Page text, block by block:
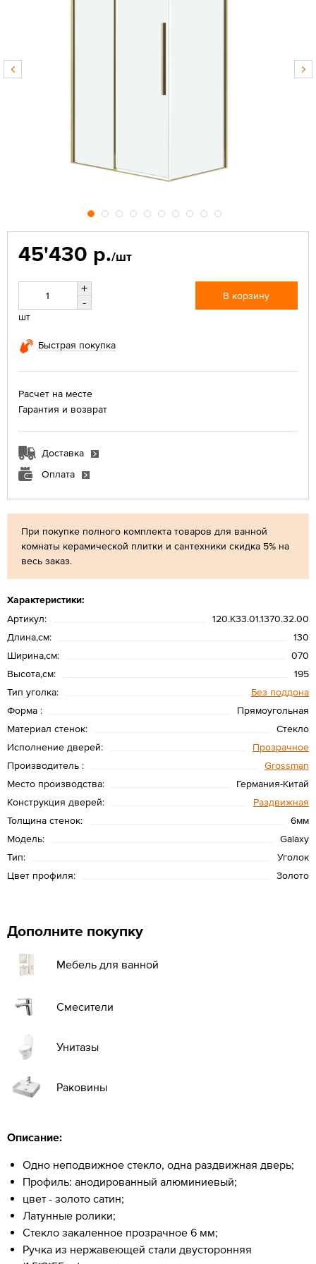
При покупке полного комплекта товаров для ванной
комнаты керамической плитки и сантехники скидка 5% на
весь заказ.
Характеристики:
Артикул:
120.K33.01.1370.32.00
Длина,см:
130
Ширина,см:
070
Высота,см:
195
Тип уголка:
Без поддона
Форма :
Прямоугольная
Материал стенок:
Стекло
Исполнение дверей:
Прозрачное
Производитель :
Grossman
Место производства:
Германия-Китай
Конструкция дверей:
Раздвижная
Толщина стенок:
6мм
Модель:
Galaxy
Тип:
Уголок
Цвет профиля:
Золото
45'430 р./шт
+
-
шт
В корзину
Быстрая покупка
Расчет на месте
Гарантия и возврат
Доставка
Оплата
Дополните покупку
Мебель для ванной
Смесители
Унитазы
Раковины
Описание:
Одно неподвижное стекло, одна раздвижная дверь;
Профиль: анодированный алюминиевый;
цвет - золото сатин;
Латунные ролики;
Стекло закаленное прозрачное 6 мм;
Ручка из нержавеющей стали двусторонняя